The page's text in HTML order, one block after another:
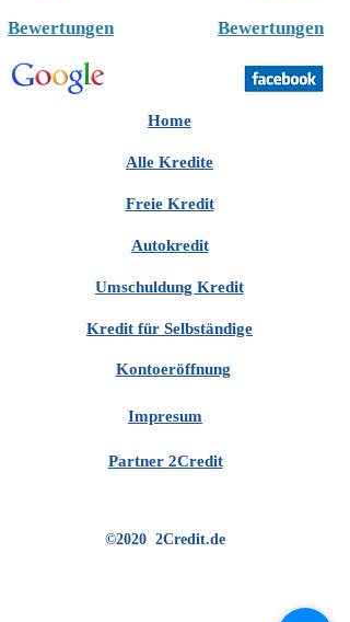
Bewertungen Bewertungen
Home
Alle Kredite
Freie Kredit
Autokredit
Umschuldung Kredit
Kredit für Selbständige
Kontoeröffnung
Impresum
Partner 2Credit
©2020 2Credit.de